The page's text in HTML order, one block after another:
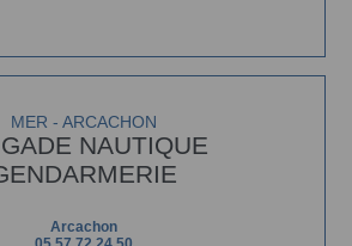
MER - ARCACHON
NAUTIQUE
Arcachon